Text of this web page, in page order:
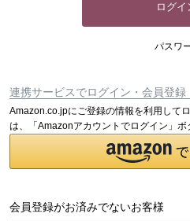
ログイ
パスワ
連携サービスでログイン・会員登録
Amazon.co.jpにご登録の情報を利用して
は、「Amazonアカウントでログイン」ボ
会員登録がお済みでないお客様